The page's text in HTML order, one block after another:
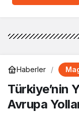
Haberler
Türkiye’nin
Avrupa